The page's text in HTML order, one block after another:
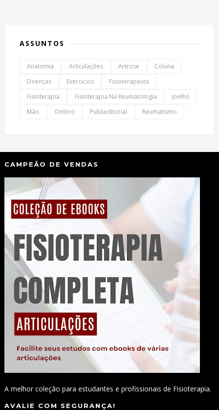
ASSUNTOS
Anatomia Articulações Artrose
Coluna
Doenças
Exercicios
Fisioterapeuta
Fisioterapia
Fisioterapia Na Reumatologia
Joelho
Mão
Ombro Publieditorial Reumatismo
CAMPEÃO DE VENDAS
A melhor coleção para estudantes e profissionais de Fisioterapia.
AVALIE COM SEGURANÇA!